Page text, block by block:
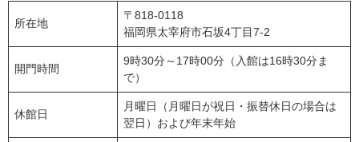
所在地
〒818-0118
福岡県太宰府市石坂4丁目7-2
開門時間
9時30分～17時00分（入館は16時30分ま
で）
休館日
月曜日（月曜日が祝日・振替休日の場合は
翌日）および年末年始